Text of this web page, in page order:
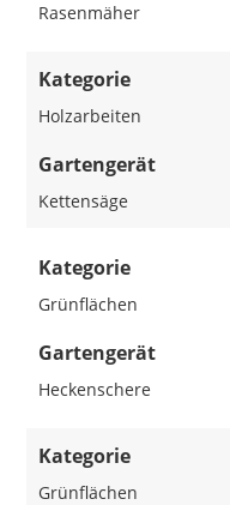
Rasenmäher
Kategorie
Holzarbeiten
Gartengerät
Kettensäge
Kategorie
Grünflächen
Gartengerät
Heckenschere
Kategorie
Grünflächen